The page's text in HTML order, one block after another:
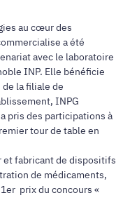
au cœur des
a été
avec le laboratoire
INP. Elle bénéficie
la filiale de
INPG
pris des participations à
tour de table en
et fabricant de dispositifs
de médicaments,
prix du concours «